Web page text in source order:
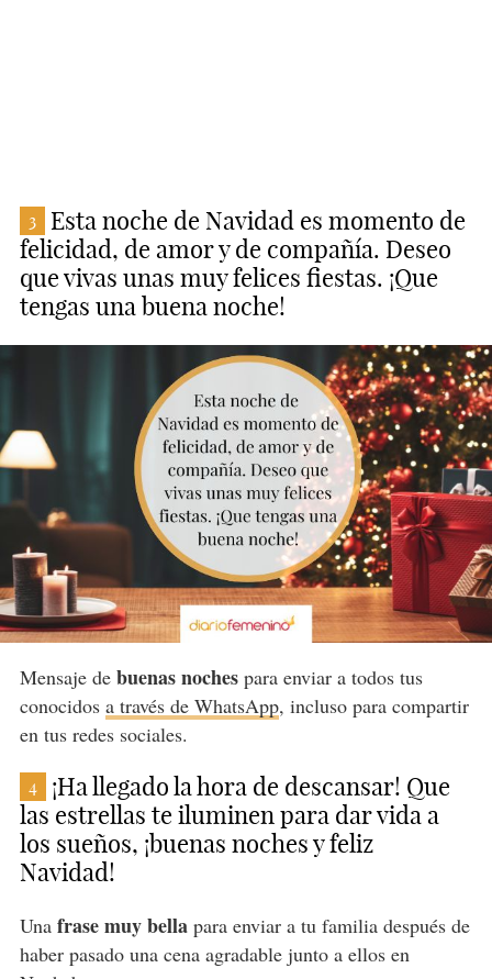
3
Esta noche de Navidad es momento de
felicidad, de amor y de compañía. Deseo
que vivas unas muy felices fiestas. ¡Que
tengas una buena noche!
Mensaje de buenas nochespara enviar a todos tus
conocidos a través de WhatsApp, incluso para compartir
en tus redes sociales.
4
¡Ha llegado la hora de descansar! Que
las estrellas te iluminen para dar vida a
los sueños, ¡buenas noches y feliz
Navidad!
Una frase muy bellapara enviar a tu familia después de
haber pasado una cena agradable junto a ellos en